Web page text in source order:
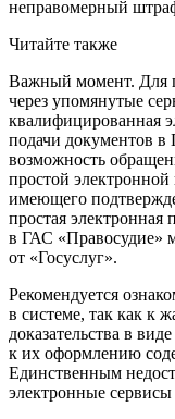
Читайте также
Важный момент. Для
через упомянутые
квалифицированная
подачи документов
возможность
простой
имеющего
простая
в ГАС «Правосудие»
от «Госуслуг».
Рекомендуется
в системе, так как к
доказательства в
к их оформлению
Единственным
электронные